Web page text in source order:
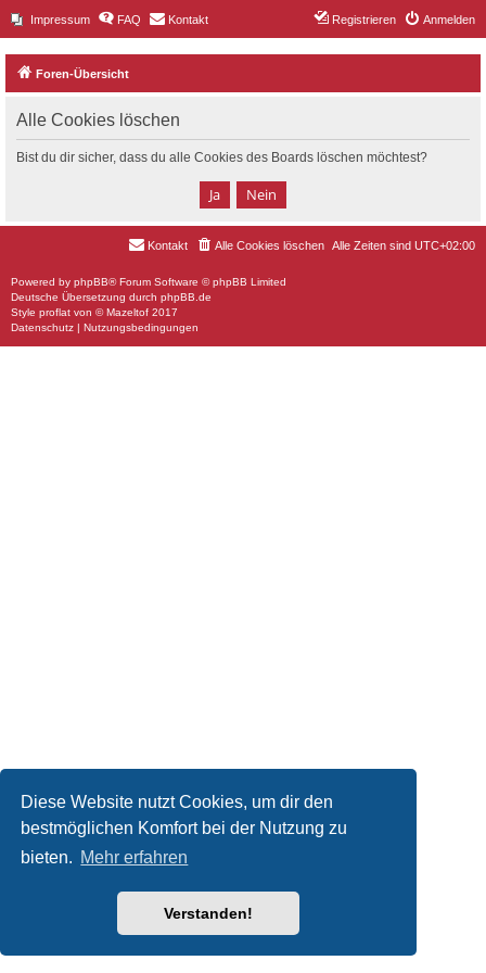
Diese Website nutzt Cookies, um dir den
bestmöglichen Komfort bei der Nutzung zu
bieten. Mehr erfahren
Verstanden!
Impressum FAQ Kontakt Anmelden
Registrieren
Foren-Übersicht
Alle Cookies löschen
Bist du dir sicher, dass du alle Cookies des Boards löschen möchtest?
Alle Zeiten sind UTC+02:00
Alle Cookies löschen
Kontakt
Powered by phpBB® Forum Software © phpBB Limited
Deutsche Übersetzung durch phpBB.de
Style proflat von ©Mazeltof 2017
Datenschutz | Nutzungsbedingungen